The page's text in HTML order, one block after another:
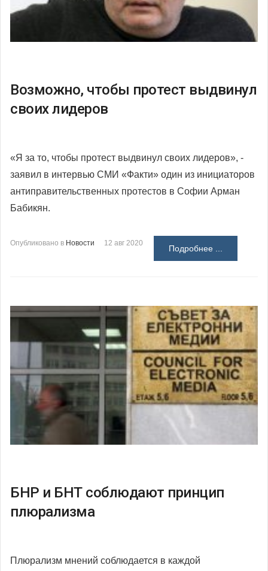
Возможно, чтобы протест выдвинул
своих лидеров
«Я за то, чтобы протест выдвинул своих лидеров», -
заявил в интервью СМИ «Факти» один из инициаторов
антиправительственных протестов в Софии Арман
Бабикян.
Опубликовано в Новости 12 авг 2020
Подробнее ...
БНР и БНТ соблюдают принцип
плюрализма
Плюрализм мнений соблюдается в каждой